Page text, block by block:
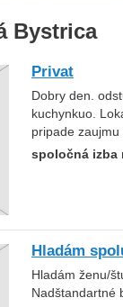
Bystrica
Privat
Dobry den.
kuchynkuo.
pripade
spoločná izba
Hladám
Hladám ženu/
Nadštandartné